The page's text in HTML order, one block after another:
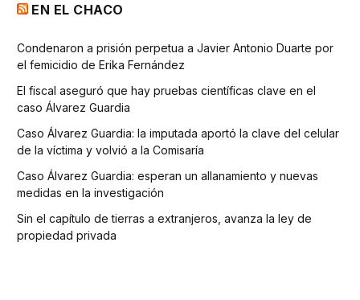
EN EL CHACO
Condenaron a prisión perpetua a Javier Antonio Duarte por
el femicidio de Erika Fernández
El fiscal aseguró que hay pruebas científicas clave en el
caso Álvarez Guardia
Caso Álvarez Guardia: la imputada aportó la clave del celular
de la víctima y volvió a la Comisaría
Caso Álvarez Guardia: esperan un allanamiento y nuevas
medidas en la investigación
Sin el capítulo de tierras a extranjeros, avanza la ley de
propiedad privada